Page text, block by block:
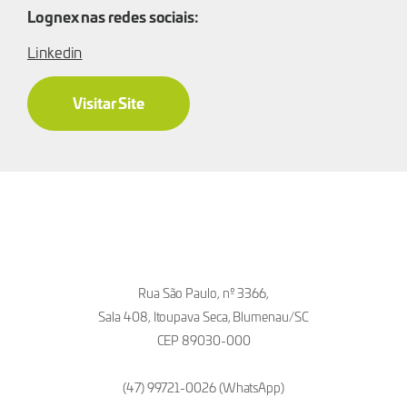
Lognex nas redes sociais:
Linkedin
Visitar Site
Rua São Paulo, nº 3366,
Sala 408, Itoupava Seca, Blumenau/SC
CEP 89030-000
(47) 99721-0026 (WhatsApp)